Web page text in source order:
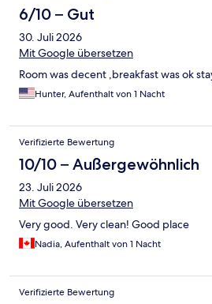
6/10 – Gut
30. Juli 2026
Mit Google übersetzen
Room was decent ,breakfast was ok
Hunter, Aufenthalt von 1 Nacht
Verifizierte Bewertung
10/10 – Außergewöhnlich
23. Juli 2026
Mit Google übersetzen
Very good. Very clean! Good place
Nadia, Aufenthalt von 1 Nacht
Verifizierte Bewertung